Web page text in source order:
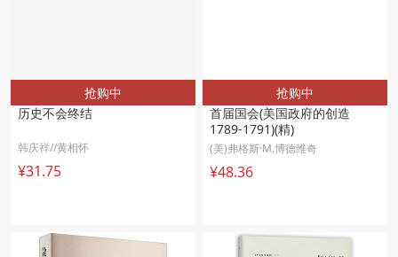
抢购中
历史不会终结
韩庆祥//黄相怀
¥31.75
抢购中
首届国会(美国政府的创造
1789-1791)(精)
(美)弗格斯·M.博德维奇
¥48.36